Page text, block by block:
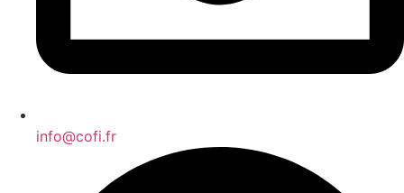
info@cofi.fr